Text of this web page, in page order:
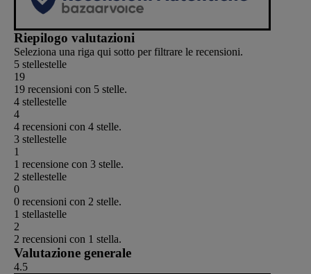
Riepilogo valutazioni
Seleziona una riga qui sotto per filtrare le recensioni.
5 stellestelle
19
19 recensioni con 5 stelle.
4 stellestelle
4
4 recensioni con 4 stelle.
3 stellestelle
1
1 recensione con 3 stelle.
2 stellestelle
0
0 recensioni con 2 stelle.
1 stellastelle
2
2 recensioni con 1 stella.
Valutazione generale
4.5